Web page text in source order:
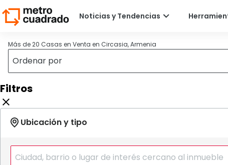
Más de 20 Casas en Venta en Circasia, Armenia
Filtros